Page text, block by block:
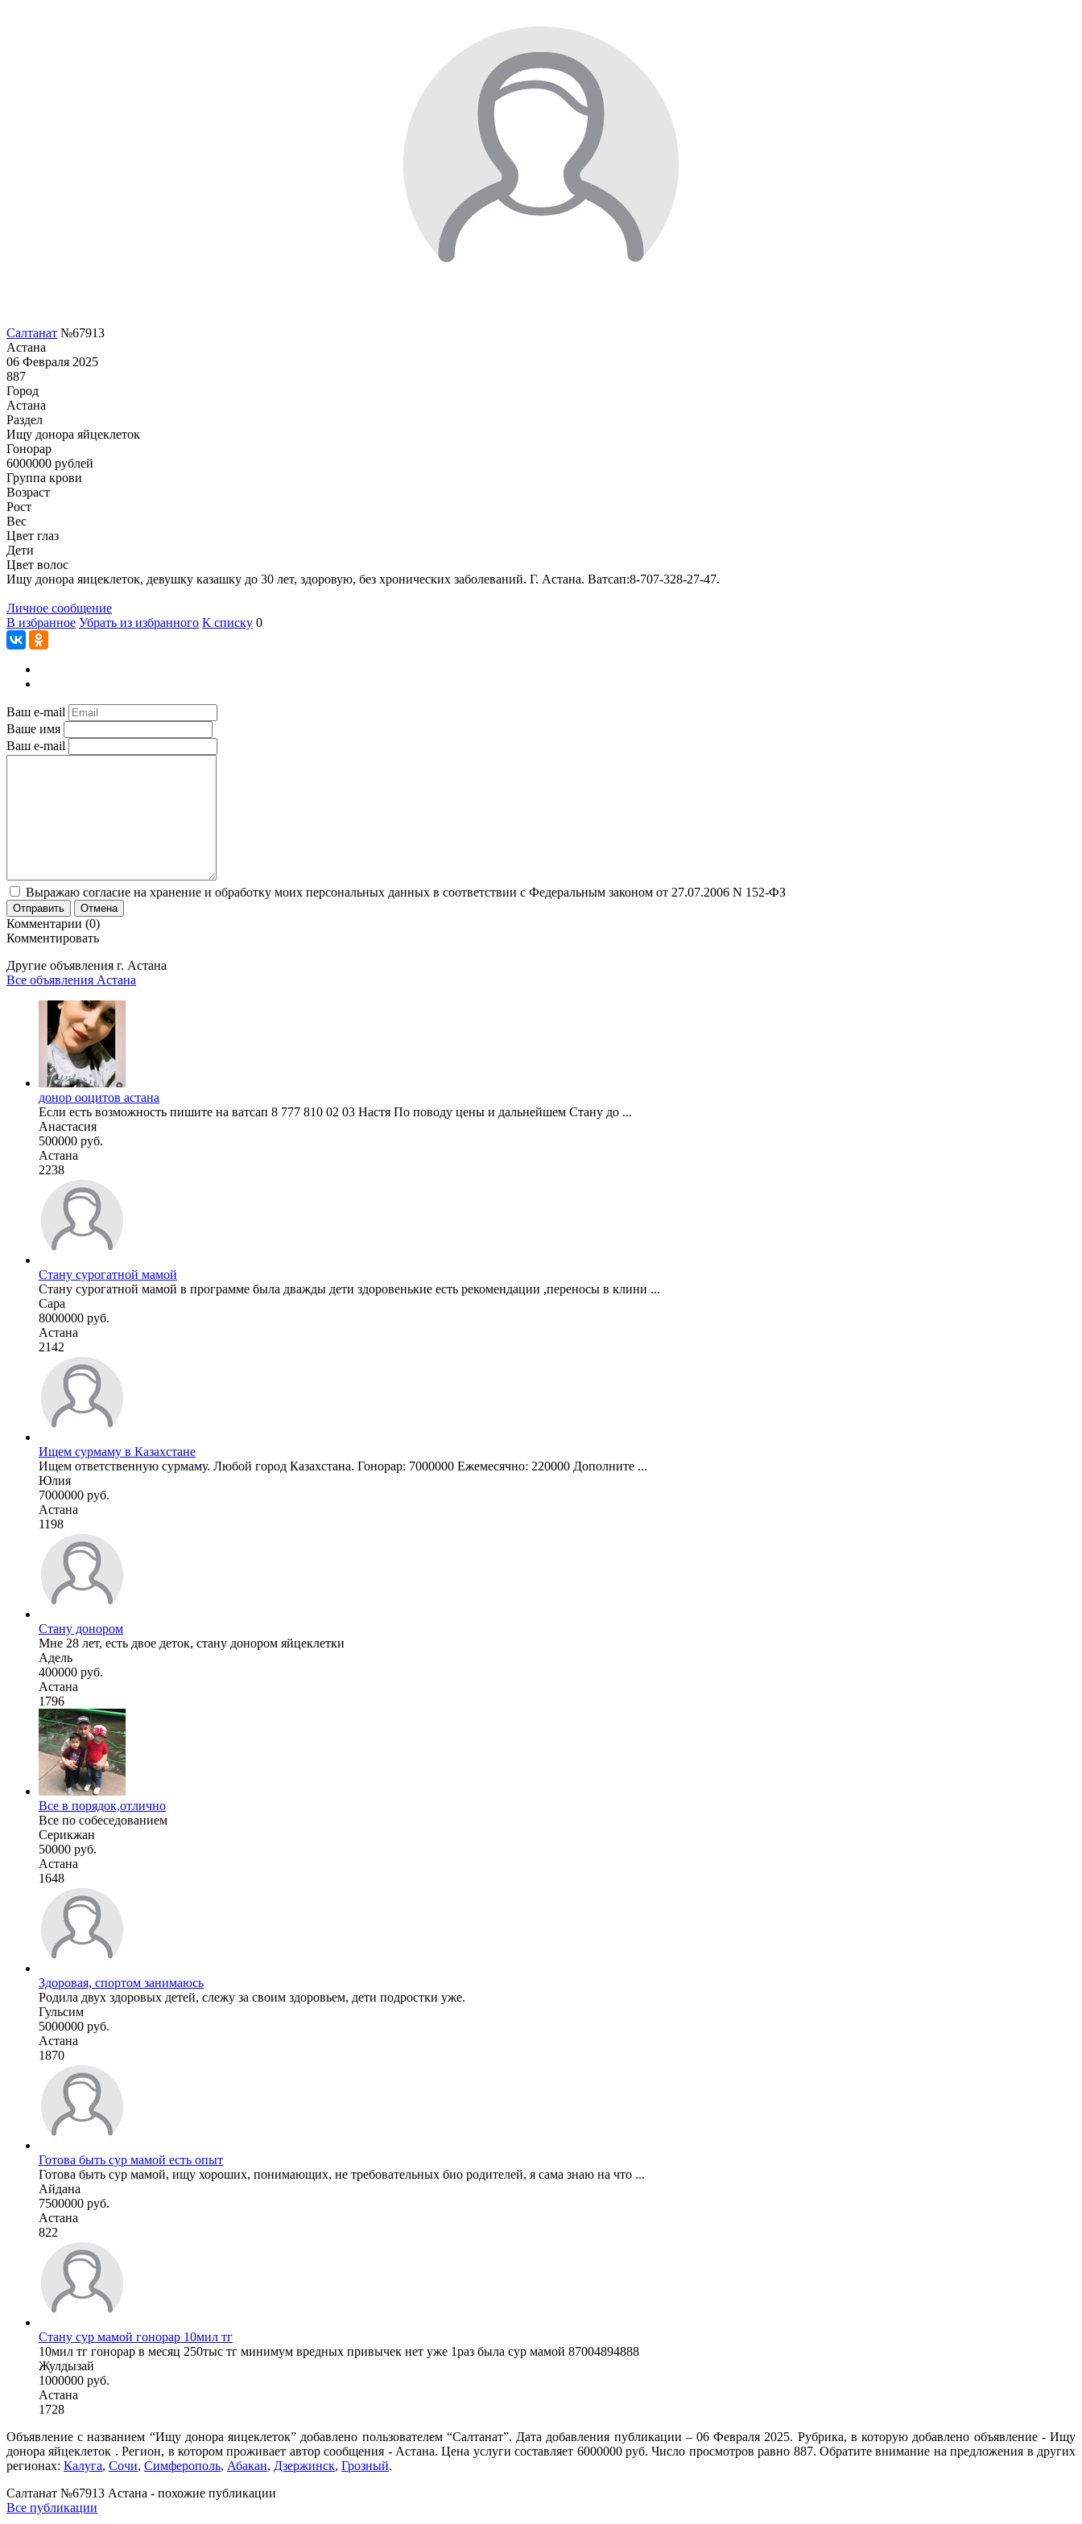
Салтанат №67913
Астана
06 Февраля 2025
887
Город
Астана
Раздел
Ищу донора яйцеклеток
Гонoрар
6000000 рублей
Группа крови
Возраст
Рост
Вес
Цвет глаз
Дети
Цвет волос
Ищу донора яицеклеток, девушку казашку до 30 лет, здоровую, без хронических заболеваний. Г. Астана. Ватсап:8-707-328-27-47.
Личное сообщение
В избранное Убрать из избранного К списку 0
Ваш e-mail
Ваше имя
Ваш e-mail
Выражаю согласие на хранение и обработку моих персональных данных в соответствии с Федеральным законом от 27.07.2006 N 152-ФЗ
Отправить Отмена
Комментарии (0)
Комментировать
Другие объявления г. Астана
Все объявления Астана
донор ооцитов астана
Если есть возможность пишите на ватсап 8 777 810 02 03 Настя По поводу цены и дальнейшем Стану до ...
Анастасия
500000 руб.
Астана
2238
Стану сурогатной мамой
Стану сурогатной мамой в программе была дважды дети здоровенькие есть рекомендации ,переносы в клини ...
Сара
8000000 руб.
Астана
2142
Ищем сурмаму в Казахстане
Ищем ответственную сурмаму. Любой город Казахстана. Гонорар: 7000000 Ежемесячно: 220000 Дополните ...
Юлия
7000000 руб.
Астана
1198
Стану донором
Мне 28 лет, есть двое деток, стану донором яйцеклетки
Адель
400000 руб.
Астана
1796
Все в порядок,отлично
Все по собеседованием
Серикжан
50000 руб.
Астана
1648
Здоровая, спортом занимаюсь
Родила двух здоровых детей, слежу за своим здоровьем, дети подростки уже.
Гульсим
5000000 руб.
Астана
1870
Готова быть сур мамой есть опыт
Готова быть сур мамой, ищу хороших, понимающих, не требовательных био родителей, я сама знаю на что ...
Айдана
7500000 руб.
Астана
822
Стану сур мамой гонорар 10мил тг
10мил тг гонорар в месяц 250тыс тг минимум вредных привычек нет уже 1раз была сур мамой 87004894888
Жулдызай
1000000 руб.
Астана
1728
Объявление с названием “Ищу донора яицеклеток” добавлено пользователем “Салтанат”. Дата добавления публикации – 06 Февраля 2025. Рубрика, в которую добавлено объявление - Ищу
донора яйцеклеток . Регион, в котором проживает автор сообщения - Астана. Цена услуги составляет 6000000 руб. Число просмотров равно 887. Обратите внимание на предложения в других
регионах: Калуга, Сочи, Симферополь, Абакан, Дзержинск, Грозный.
Салтанат №67913 Астана - похожие публикации
Все публикации